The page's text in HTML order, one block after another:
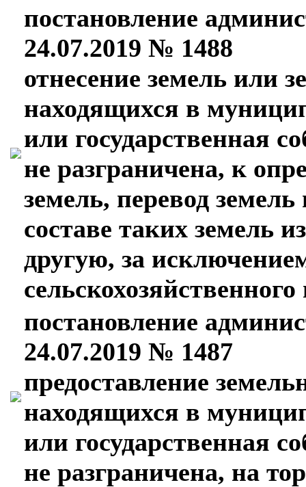
постановление
24.07.2019 № 1488
отнесение земель или
находящихся в
или государственная
не разграничена, к
земель, перевод
составе таких земель
другую, за
постановление
24.07.2019 № 1487
предоставление
находящихся в
или государственная
не разграничена, на